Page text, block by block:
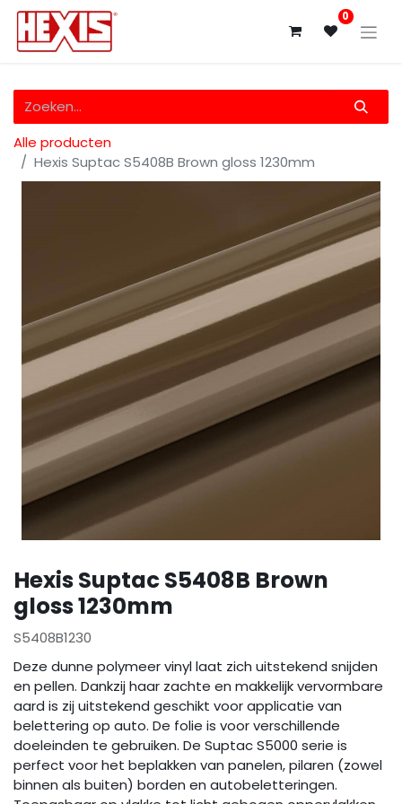
0
Alle producten
Hexis Suptac S5408B Brown gloss 1230mm
Hexis Suptac S5408B Brown
gloss 1230mm
S5408B1230
Deze dunne polymeer vinyl laat zich uitstekend snijden
en pellen. Dankzij haar zachte en makkelijk vervormbare
aard is zij uitstekend geschikt voor applicatie van
belettering op auto. De folie is voor verschillende
doeleinden te gebruiken. De Suptac S5000 serie is
perfect voor het beplakken van panelen, pilaren (zowel
binnen als buiten) borden en autobeletteringen.